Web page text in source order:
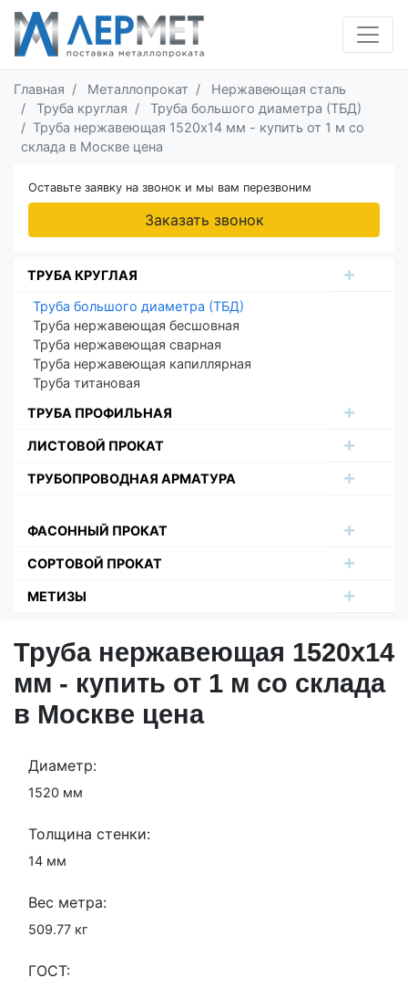
Главная Металлопрокат
Нержавеющая сталь
Труба круглая
Труба большого диаметра (ТБД)
Труба нержавеющая 1520х14 мм - купить от 1 м со
склада в Москве цена
Оставьте заявку на звонок и мы вам перезвоним
Заказать звонок
ТРУБА КРУГЛАЯ
Труба большого диаметра (ТБД)
Труба нержавеющая бесшовная
Труба нержавеющая сварная
Труба нержавеющая капиллярная
Труба титановая
ТРУБА ПРОФИЛЬНАЯ
ЛИСТОВОЙ ПРОКАТ
ТРУБОПРОВОДНАЯ АРМАТУРА
ФАСОННЫЙ ПРОКАТ
СОРТОВОЙ ПРОКАТ
МЕТИЗЫ
Труба нержавеющая 1520х14
мм - купить от 1 м со склада
в Москве цена
Диаметр:
1520 мм
Толщина стенки:
14 мм
Вес метра:
509.77 кг
ГОСТ: